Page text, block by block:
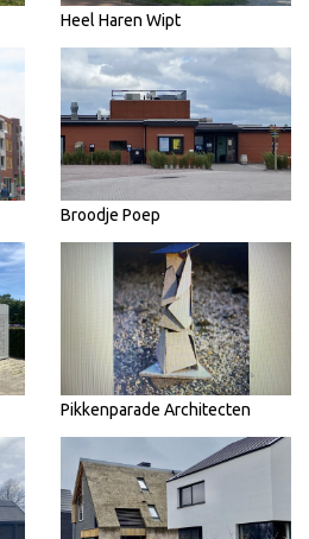
Heel Haren Wipt
Broodje Poep
Pikkenparade Architecten